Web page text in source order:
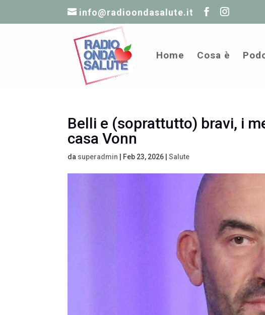
info@radioondasalute.it
Home Cosa è
Belli e (soprattutto) bravi, i
casa Vonn
da superadmin Feb 23, 2026 |Salute